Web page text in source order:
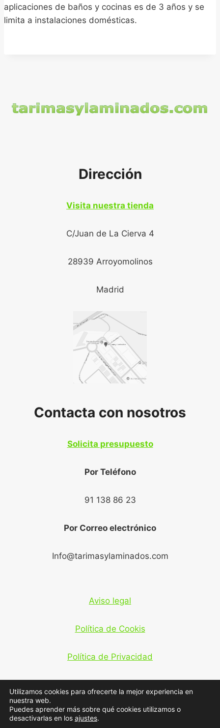
aplicaciones de baños y cocinas es de 3 años y se
limita a instalaciones domésticas.
Dirección
Visita nuestra tienda
C/Juan de La Cierva 4
28939 Arroyomolinos
Madrid
Contacta con nosotros
Solicita presupuesto
Por Teléfono
91 138 86 23
Por Correo electrónico
Info@tarimasylaminados.com
Aviso legal
Política de Cookis
Política de Privacidad
© 2026 tarimasylaminados.com
Utilizamos cookies para ofrecerte la mejor experiencia en
nuestra web.
Puedes aprender más sobre qué cookies utilizamos o
desactivarlas en los ajustes.